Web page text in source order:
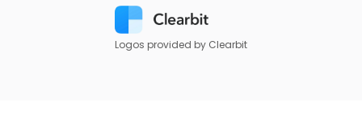
Logos provided by Clearbit